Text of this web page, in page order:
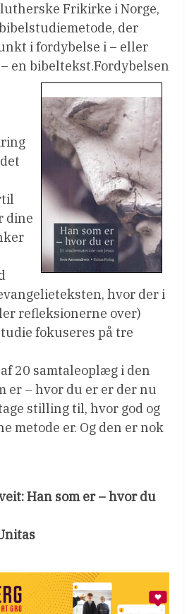
Frikirke i Norge,
der
i fordybelse i – eller
en bibeltekst.Fordybelsen
dine
hvor der i
refleksionerne over)
fokuseres på tre
20 samtaleoplæg i den
er – hvor du er er der nu
stilling til, hvor god og
metode er. Og den er nok
Han som er – hvor du